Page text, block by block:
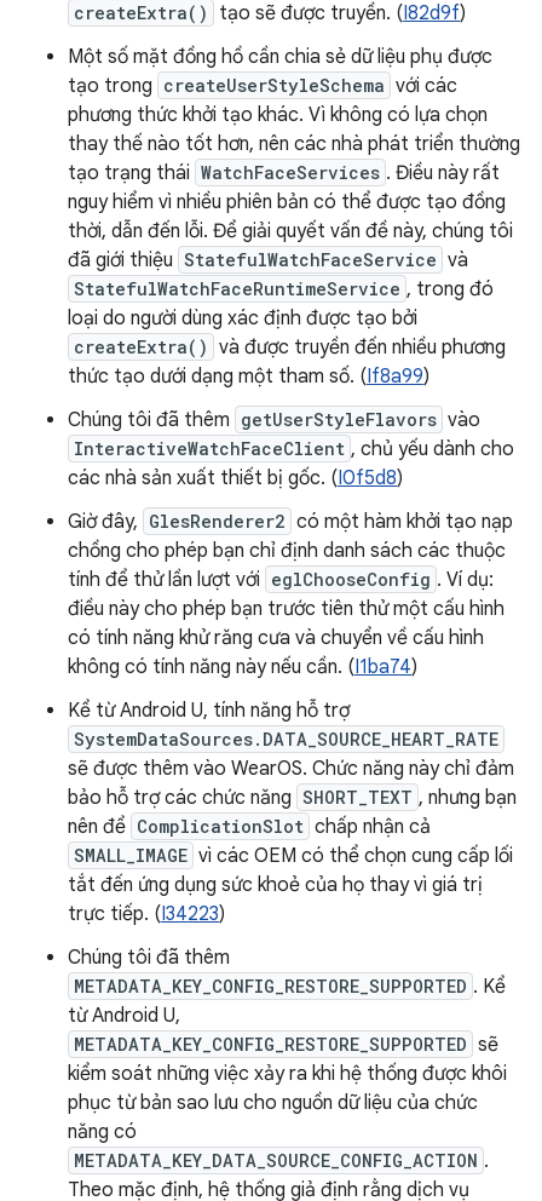
createExtra() tạo sẽ được truyền. (I82d9f)
Một số mặt đồng hồ cần chia sẻ dữ liệu phụ được
tạo trong createUserStyleSchema với các
phương thức khởi tạo khác. Vì không có lựa chọn
thay thế nào tốt hơn, nên các nhà phát triển thường
tạo trạng thái WatchFaceServices . Điều này rất
nguy hiểm vì nhiều phiên bản có thể được tạo đồng
thời, dẫn đến lỗi. Để giải quyết vấn đề này, chúng tôi
đã giới thiệu StatefulWatchFaceService và
StatefulWatchFaceRuntimeService , trong đó
loại do người dùng xác định được tạo bởi
createExtra() và được truyền đến nhiều phương
thức tạo dưới dạng một tham số. (If8a99)
Chúng tôi đã thêm getUserStyleFlavors vào
InteractiveWatchFaceClient , chủ yếu dành cho
các nhà sản xuất thiết bị gốc. (I0f5d8)
Giờ đây, GlesRenderer2 có một hàm khởi tạo nạp
chồng cho phép bạn chỉ định danh sách các thuộc
tính để thử lần lượt với eglChooseConfig . Ví dụ:
điều này cho phép bạn trước tiên thử một cấu hình
có tính năng khử răng cưa và chuyển về cấu hình
không có tính năng này nếu cần. (I1ba74)
Kể từ Android U, tính năng hỗ trợ
SystemDataSources.DATA_SOURCE_HEART_RATE
sẽ được thêm vào WearOS. Chức năng này chỉ đảm
bảo hỗ trợ các chức năng SHORT_TEXT , nhưng bạn
nên để ComplicationSlot chấp nhận cả
SMALL_IMAGE vì các OEM có thể chọn cung cấp lối
tắt đến ứng dụng sức khoẻ của họ thay vì giá trị
trực tiếp. (I34223)
Chúng tôi đã thêm
METADATA_KEY_CONFIG_RESTORE_SUPPORTED . Kể
từ Android U,
METADATA_KEY_CONFIG_RESTORE_SUPPORTED sẽ
kiểm soát những việc xảy ra khi hệ thống được khôi
phục từ bản sao lưu cho nguồn dữ liệu của chức
năng có
METADATA_KEY_DATA_SOURCE_CONFIG_ACTION .
Theo mặc định, hệ thống giả định rằng dịch vụ